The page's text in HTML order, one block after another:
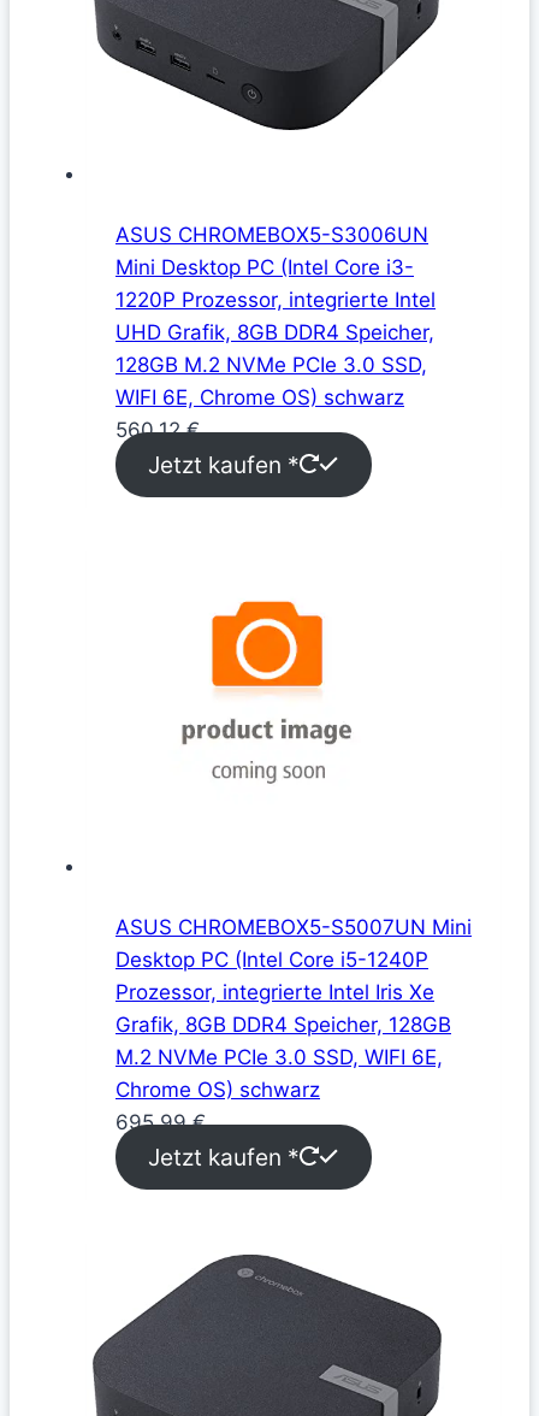
ASUS CHROMEBOX5-S3006UN
Mini Desktop PC (Intel Core i3-
1220P Prozessor, integrierte Intel
UHD Grafik, 8GB DDR4 Speicher,
128GB M.2 NVMe PCIe 3.0 SSD,
WIFI 6E, Chrome OS) schwarz
560,12€
Jetzt kaufen *
ASUS CHROMEBOX5-S5007UN Mini
Desktop PC (Intel Core i5-1240P
Prozessor, integrierte Intel Iris Xe
Grafik, 8GB DDR4 Speicher, 128GB
M.2 NVMe PCIe 3.0 SSD, WIFI 6E,
Chrome OS) schwarz
695,99€
Jetzt kaufen *